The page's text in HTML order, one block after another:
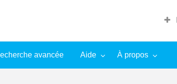
avancée Aide À propos